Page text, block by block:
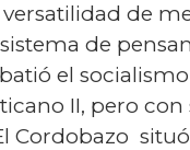
de
de
el
II, pero
Cordobazo situó